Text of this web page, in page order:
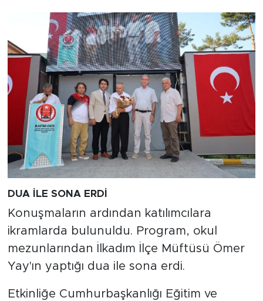
DUA İLE SONA ERDİ
Konuşmaların ardından katılımcılara
ikramlarda bulunuldu. Program, okul
mezunlarından İlkadım İlçe Müftüsü Ömer
Yay'ın yaptığı dua ile sona erdi.
Etkinliğe Cumhurbaşkanlığı Eğitim ve